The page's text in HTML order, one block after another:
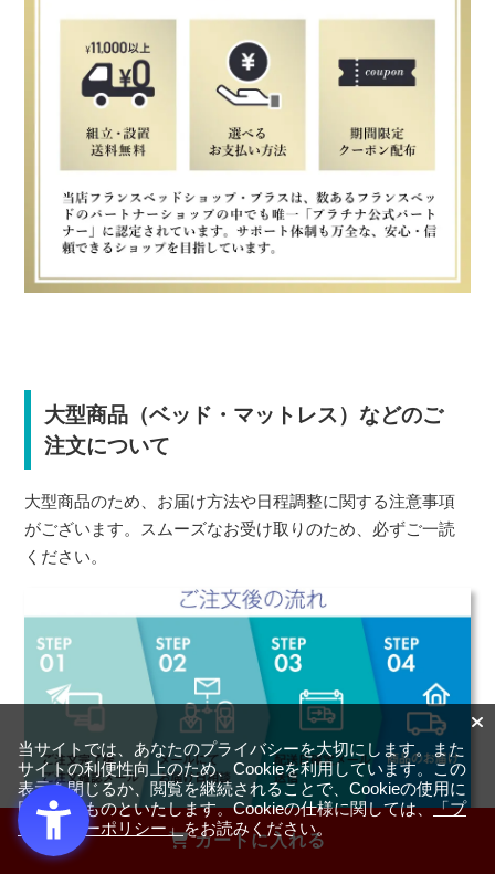
カートに入れる
大型商品（ベッド・マットレス）などのご
注文について
大型商品のため、お届け方法や日程調整に関する注意事項
がございます。スムーズなお受け取りのため、必ずご一読
ください。
当サイトでは、あなたのプライバシーを大切にします。また
サイトの利便性向上のため、Cookieを利用しています。この
表示を閉じるか、閲覧を継続されることで、Cookieの使用に
同意するものといたします。Cookieの仕様に関しては、「プ
ライバシーポリシー」をお読みください。